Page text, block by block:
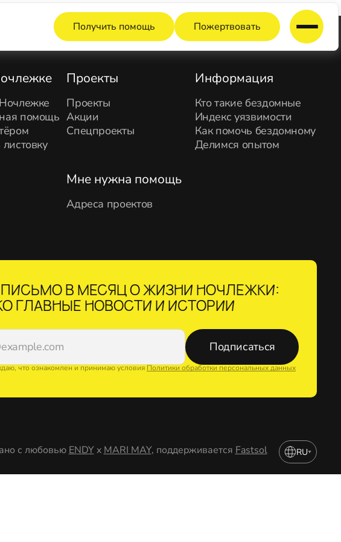
Получить помощь Пожертвовать
помощь
Проекты
Проекты
Акции
Спецпроекты
Информация
Кто такие бездомные
Индекс уязвимости
Как помочь бездомному
Делимся опытом
Мне нужна помощь
Адреса проектов
В МЕСЯЦ О ЖИЗНИ НОЧЛЕЖКИ:
ГЛАВНЫЕ НОВОСТИ И ИСТОРИИ
Подписаться
что ознакомлен и принимаю условияПолитики обработки персональных данных
с любовью ENDY x MARI MAY, поддерживается Fastsol RU